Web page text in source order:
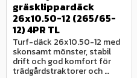
gräsklippardäck
26x10.50-12 (265/65-
12) 4PR TL
Turf-däck 26x10.50-12 med
skonsamt mönster, stabil
drift och god komfort för
trädgårdstraktorer och